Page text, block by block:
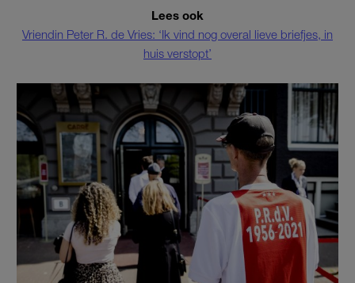
Lees ook
Vriendin Peter R. de Vries: ‘Ik vind nog overal lieve briefjes, in
huis verstopt’